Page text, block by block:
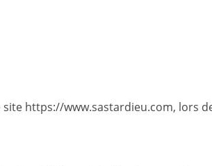
https://www.sastardieu.com, lors